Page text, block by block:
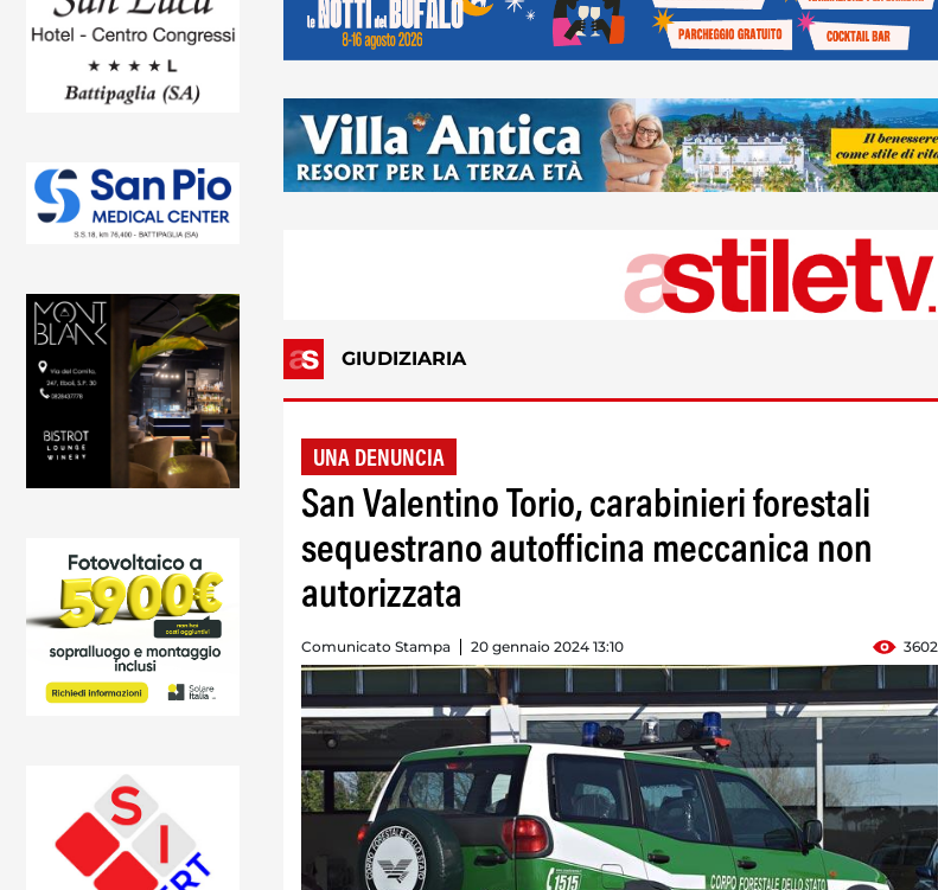
GIUDIZIARIA
UNA DENUNCIA
San Valentino Torio, carabinieri forestali
sequestrano autofficina meccanica non
autorizzata
Comunicato Stampa 20 gennaio 2024 13:10 3602